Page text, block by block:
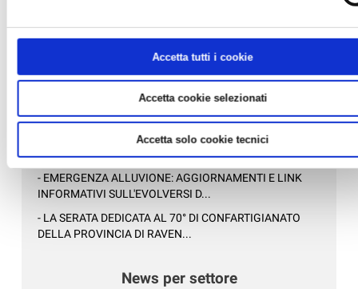
Accetta tutti i cookie
Accetta cookie selezionati
Accetta solo cookie tecnici
Altre Varie
- AZIENDEPIÙ 3/2026 (FASCICOLO NR. 128) -
GIUGNO/LUGLIO/AGOSTO 2026 IN ...
- IL 5X1000 AD ANCOS: IMPEGNO E INNOVAZIONE
SOCIALE...
- LE NOTIZIE DI CONFARTIGIANATO DELLA PROVINCIA
DI RAVENNA ANCHE SU WHAT...
- EMERGENZA ALLUVIONE: AGGIORNAMENTI E LINK
INFORMATIVI SULL'EVOLVERSI D...
- LA SERATA DEDICATA AL 70° DI CONFARTIGIANATO
DELLA PROVINCIA DI RAVEN...
News per settore